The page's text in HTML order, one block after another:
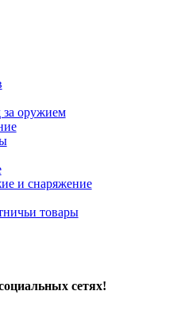
за оружием
и снаряжение
товары
сетях!